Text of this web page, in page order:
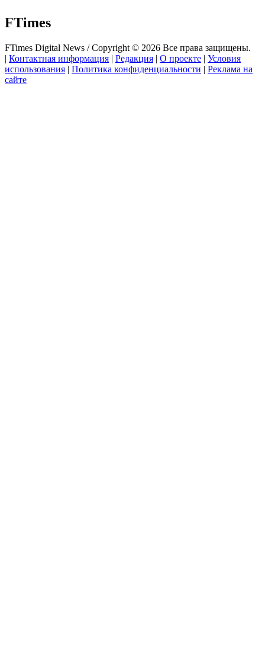
FTimes
FTimes Digital News / Copyright © 2026 Все права защищены.
| Контактная информация | Редакция | О проекте | Условия
использования | Политика конфиденциальности | Реклама на
сайте